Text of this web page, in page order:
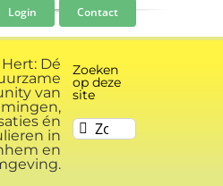
Login Contact
Dé
van
én
in
en
Zoeken
op deze
site
Zoeken
naar: